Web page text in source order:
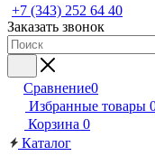
+7 (343) 252 64 40
Заказать звонок
Сравнение0
Избранные товары
Корзина 0
Каталог